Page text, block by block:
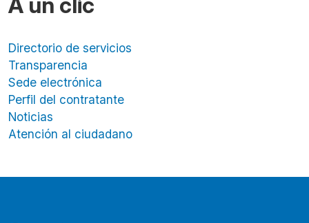
Directorio de servicios
Transparencia
Sede electrónica
Perfil del contratante
Noticias
Atención al ciudadano